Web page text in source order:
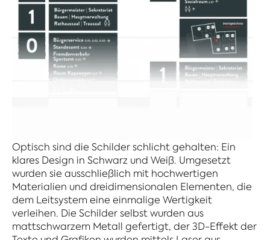
Optisch sind die Schilder schlicht gehalten: Ein
klares Design in Schwarz und Weiß. Umgesetzt
wurden sie ausschließlich mit hochwertigen
Materialien und dreidimensionalen Elementen, die
dem Leitsystem eine einmalige Wertigkeit
verleihen. Die Schilder selbst wurden aus
mattschwarzem Metall gefertigt, der 3D-Effekt der